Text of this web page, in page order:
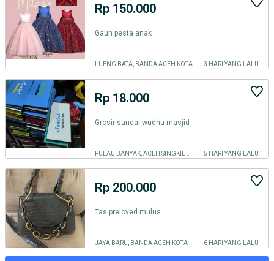
Rp 150.000
Gaun pesta anak
LUENG BATA, BANDA ACEH KOTA 3 HARI YANG LALU
Rp 18.000
Grosir sandal wudhu masjid
5 HARI YANG LALU
Rp 200.000
Tas preloved mulus
JAYA BARU, BANDA ACEH KOTA 6 HARI YANG LALU